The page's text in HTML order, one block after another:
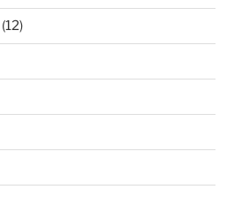
(12)